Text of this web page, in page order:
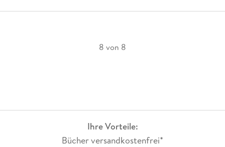
8 von 8
Ihre Vorteile:
Bücher versandkostenfrei*